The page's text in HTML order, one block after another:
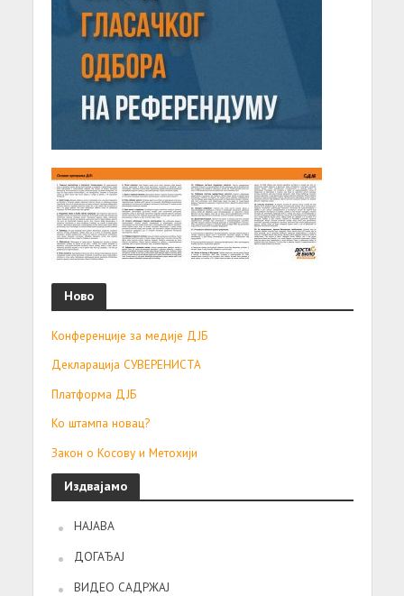
Ново
Конференције за медије ДЈБ
Декларација СУВЕРЕНИСТА
Платформа ДЈБ
Ко штампа новац?
Закон о Косову и Метохији
Издвајамо
НАЈАВА
ДОГАЂАЈ
ВИДЕО САДРЖАЈ